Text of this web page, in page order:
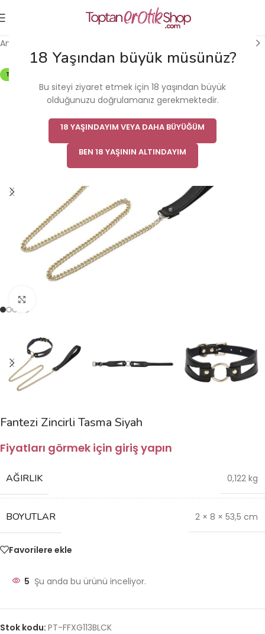
18 Yaşından büyük müsünüz?
Bu siteyi ziyaret etmek için 18 yaşından büyük
olduğunuzu doğrulamanız gerekmektedir.
18 YAŞINDAYIM VEYA DAHA BÜYÜĞÜM
BEN 18 YAŞININ ALTINDAYIM
Ana Sayfa
TÜKENDI
Fantezi Zincirli Tasma Siyah
Fiyatları görmek için giriş yapın
AĞIRLIK 0,122 kg
BOYUTLAR 2 × 8 × 53,5 cm
Favorilere ekle
5 Şu anda bu ürünü inceliyor.
Stok kodu: PT-FFXG113BLCK